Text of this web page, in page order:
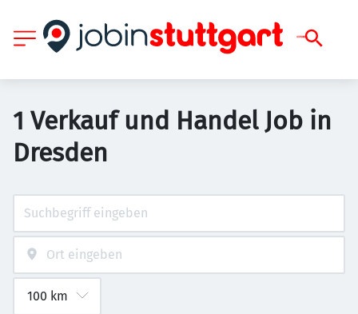
1 Verkauf und Handel Job in
Dresden